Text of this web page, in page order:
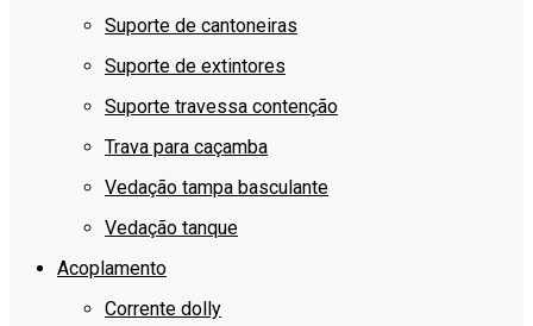
Suporte de cantoneiras
Suporte de extintores
Suporte travessa contenção
Trava para caçamba
Vedação tampa basculante
Vedação tanque
Acoplamento
Corrente dolly